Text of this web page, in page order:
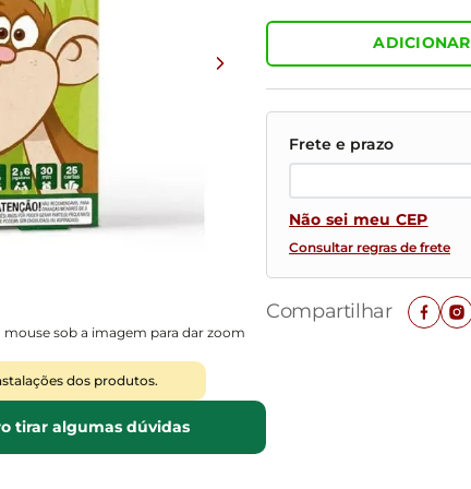
Baú Organizador
Ver todos
mouse sob a imagem para dar zoom
dos produtos.
tirar algumas dúvidas
ADICIONAR
Não sei meu CEP
Consultar regras de frete
Compartilhar